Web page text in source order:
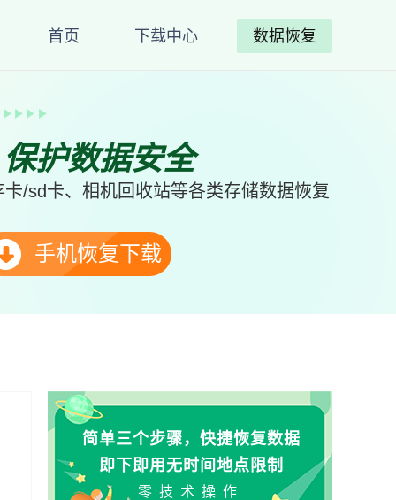
首页 下载中心 数据恢复
护数据安全
/sd卡、相机回收站等各类存储数据恢复
手机恢复下载
简单三个步骤，快捷恢复数据
即下即用无时间地点限制
零技术操作